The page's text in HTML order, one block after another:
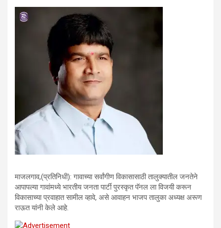
माजलगाव,(प्रतिनिधी): गावाच्या सर्वांगीण विकासासाठी तालुक्यातील जनतेने
आपापल्या गावांमध्ये भारतीय जनता पार्टी पुरस्कृत पॅनल ला विजयी करून
विकासाच्या प्रवाहात सामील व्हावे, असे आवाहन भाजप तालुका अध्यक्ष अरूण
राऊत यांनी केले आहे.